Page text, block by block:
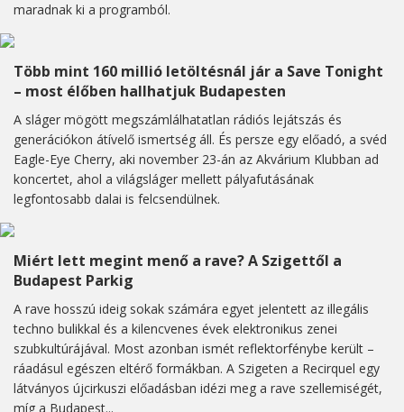
maradnak ki a programból.
Több mint 160 millió letöltésnál jár a Save Tonight
– most élőben hallhatjuk Budapesten
A sláger mögött megszámlálhatatlan rádiós lejátszás és
generációkon átívelő ismertség áll. És persze egy előadó, a svéd
Eagle-Eye Cherry, aki november 23-án az Akvárium Klubban ad
koncertet, ahol a világsláger mellett pályafutásának
legfontosabb dalai is felcsendülnek.
Miért lett megint menő a rave? A Szigettől a
Budapest Parkig
A rave hosszú ideig sokak számára egyet jelentett az illegális
techno bulikkal és a kilencvenes évek elektronikus zenei
szubkultúrájával. Most azonban ismét reflektorfénybe került –
ráadásul egészen eltérő formákban. A Szigeten a Recirquel egy
látványos újcirkuszi előadásban idézi meg a rave szellemiségét,
míg a Budapest...